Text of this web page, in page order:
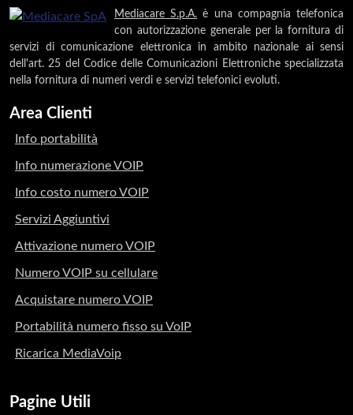
Mediacare S.p.A. è una compagnia telefonica
con autorizzazione generale per la fornitura di
servizi di comunicazione elettronica in ambito nazionale ai sensi
dell'art. 25 del Codice delle Comunicazioni Elettroniche specializzata
nella fornitura di numeri verdi e servizi telefonici evoluti.
Area Clienti
Info portabilità
Info numerazione VOIP
Info costo numero VOIP
Servizi Aggiuntivi
Attivazione numero VOIP
Numero VOIP su cellulare
Acquistare numero VOIP
Portabilità numero fisso su VoIP
Ricarica MediaVoip
Pagine Utili